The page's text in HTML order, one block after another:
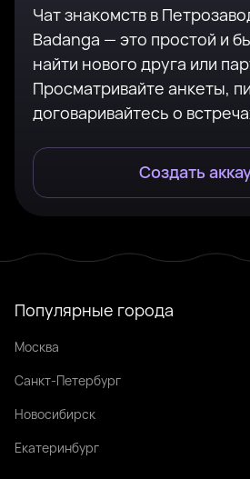
Чат знакомств в
Badanga — это простой и
найти нового друга или
Просматривайте анкеты,
договаривайтесь о
Создать
Популярные города
Москва
Санкт-Петербург
Новосибирск
Екатеринбург